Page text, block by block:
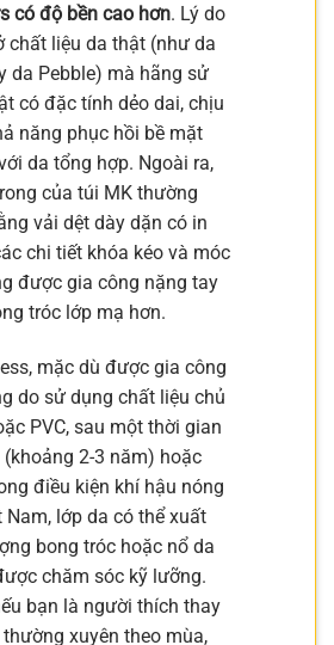
có độ bền cao hơn. Lý do
chất liệu da thật (như da
da Pebble) mà hãng sử
có đặc tính dẻo dai, chịu
năng phục hồi bề mặt
da tổng hợp. Ngoài ra,
của túi MK thường
vải dệt dày dặn có in
chi tiết khóa kéo và móc
được gia công nặng tay
tróc lớp mạ hơn.
mặc dù được gia công
do sử dụng chất liệu chủ
PVC, sau một thời gian
2-3 năm) hoặc
điều kiện khí hậu nóng
Nam, lớp da có thể xuất
bong tróc hoặc nổ da
chăm sóc kỹ lưỡng.
bạn là người thích thay
xuyên theo mùa,